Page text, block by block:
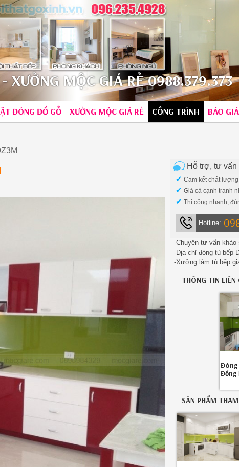
XƯỞNG MỘC GIÁ RẺ 0988.379.373
ĐÓNG ĐỒ GỖ XƯỞNG MỘC GIÁ RẺ CÔNG TRÌNH BÁO GIÁ
Hỗ trợ, tư vấn
✔ Cam kết chất
✔ Giá cả cạnh tranh
✔ Thi công nhanh,
Hotline:
-Chuyên tư vấn khảo
-Địa chỉ đóng tủ bếp
-Xưởng làm tủ bếp
THÔNG TIN LIÊN
Đóng
Đồng
SẢN PHẨM